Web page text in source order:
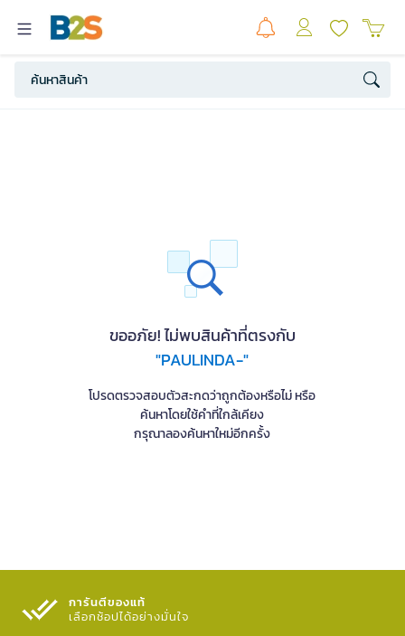
ขออภัย! ไม่พบสินค้าที่ตรงกับ
"PAULINDA-"
โปรดตรวจสอบตัวสะกดว่าถูกต้องหรือไม่ หรือ
ค้นหาโดยใช้คำที่ใกล้เคียง
กรุณาลองค้นหาใหม่อีกครั้ง
การันตีของแท้
เลือกช้อปได้อย่างมั่นใจ​